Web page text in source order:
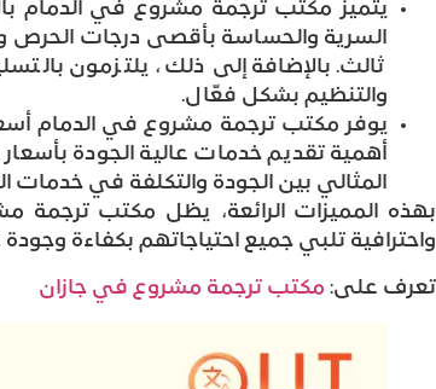
يتميز مكتب ترجمة مشروع في الدمام
السرية والحساسة بأقصى درجات الحرص
ثالث. بالإضافة إلى ذلك، يلتزمون
والتنظيم بشكل فعّال.
يوفر مكتب ترجمة مشروع في الدمام
أهمية تقديم خدمات عالية الجودة بأسعار
المثالي بين الجودة والتكلفة في خدمات
بهذه المميزات الرائعة، يظل مكتب
واحترافية تلبي جميع احتياجاتهم بكفاءة وجودة
تعرف على: مكتب ترجمة مشروع في جازان